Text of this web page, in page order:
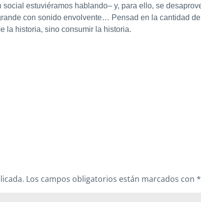
estuviéramos hablando– y, para ello, se
con sonido envolvente… Pensad en la cantidad
la historia, sino consumir la historia.
Los campos obligatorios están marcados con *